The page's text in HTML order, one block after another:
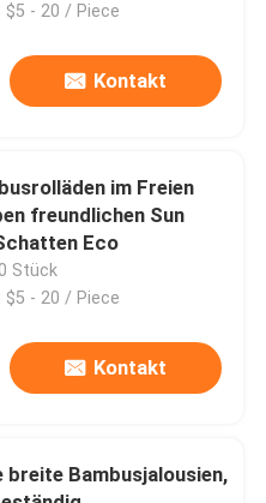
$5 - 20 / Piece
Kontakt
im Freien
freundlichen Sun
Eco
Stück
$5 - 20 / Piece
Kontakt
breite Bambusjalousien,